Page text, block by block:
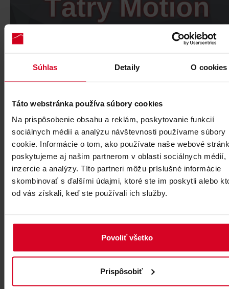
Súhlas Detaily O cookies
Táto webstránka používa súbory cookies
Na prispôsobenie obsahu a reklám, poskytovanie funkcií
sociálnych médií a analýzu návštevnosti používame súbory
cookie. Informácie o tom, ako používate naše webové
poskytujeme aj našim partnerom v oblasti sociálnych médií,
inzercie a analýzy. Títo partneri môžu príslušné informácie
skombinovať s ďalšími údajmi, ktoré ste im poskytli alebo
od vás získali, keď ste používali ich služby.
Povoliť všetko
Prispôsobiť
Shop & Rent Starý Smokovec